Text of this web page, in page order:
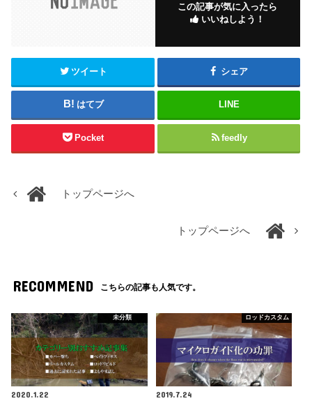
この記事が気に入ったら
いいねしよう！
ツイート シェア
はてブ LINE
Pocket feedly
トップページへ
トップページへ
RECOMMEND こちらの記事も人気です。
未分類
2020.1.22
ロッドカスタム
2019.7.24